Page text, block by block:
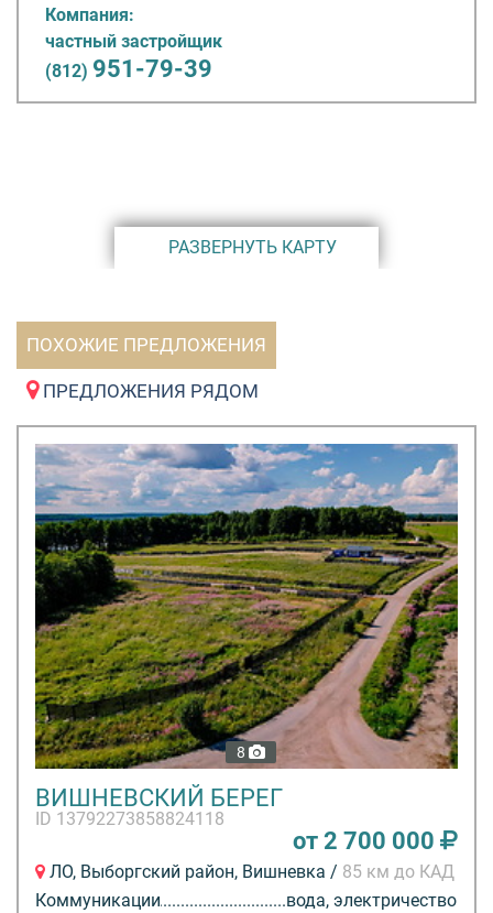
Компания:
частный застройщик
(812) 951-79-39
РАЗВЕРНУТЬ КАРТУ
ПОХОЖИЕ ПРЕДЛОЖЕНИЯ
ПРЕДЛОЖЕНИЯ РЯДОМ
8
ВИШНЕВСКИЙ БЕРЕГ
ID 13792273858824118
от 2 700 000
ЛО, Выборгский район, Вишневка / 85 км до КАД
Коммуникации
вода, электричество